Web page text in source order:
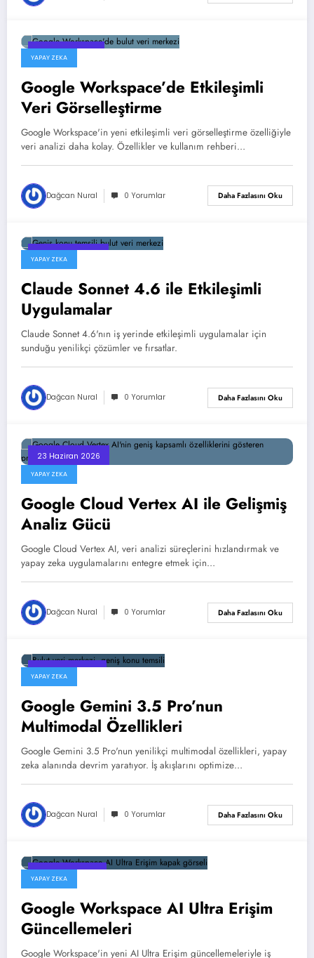
YAPAY ZEKA
Google Workspace’de Etkileşimli
Veri Görselleştirme
Google Workspace'in yeni etkileşimli veri görselleştirme özelliğiyle
veri analizi daha kolay. Özellikler ve kullanım rehberi…
Dağcan Nural 0 Yorumlar Daha Fazlasını Oku
YAPAY ZEKA
Claude Sonnet 4.6 ile Etkileşimli
Uygulamalar
Claude Sonnet 4.6'nın iş yerinde etkileşimli uygulamalar için
sunduğu yenilikçi çözümler ve fırsatlar.
Dağcan Nural 0 Yorumlar Daha Fazlasını Oku
23 Haziran 2026
YAPAY ZEKA
Google Cloud Vertex AI ile Gelişmiş
Analiz Gücü
Google Cloud Vertex AI, veri analizi süreçlerini hızlandırmak ve
yapay zeka uygulamalarını entegre etmek için…
Dağcan Nural 0 Yorumlar Daha Fazlasını Oku
YAPAY ZEKA
Google Gemini 3.5 Pro’nun
Multimodal Özellikleri
Google Gemini 3.5 Pro'nun yenilikçi multimodal özellikleri, yapay
zeka alanında devrim yaratıyor. İş akışlarını optimize…
Dağcan Nural 0 Yorumlar Daha Fazlasını Oku
YAPAY ZEKA
Google Workspace AI Ultra Erişim
Güncellemeleri
Google Workspace'in yeni AI Ultra Erişim güncellemeleriyle iş